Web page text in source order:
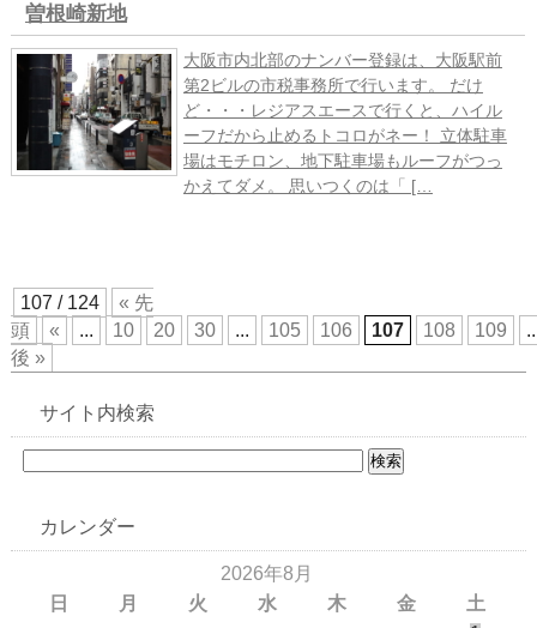
曽根崎新地
大阪市内北部のナンバー登録は、大阪駅前
第2ビルの市税事務所で行います。 だけ
ど・・・レジアスエースで行くと、ハイル
ーフだから止めるトコロがネー！ 立体駐車
場はモチロン、地下駐車場もルーフがつっ
かえてダメ。 思いつくのは「 […
107 / 124
« 先
頭
« ... 10 20 30 ... 105 106 107 108 109
後 »
サイト内検索
カレンダー
2026年8月
日
月 火 水 木 金
土